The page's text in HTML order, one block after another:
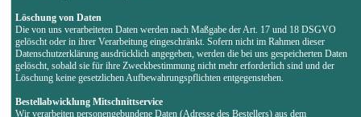
Löschung von Daten
Die von uns verarbeiteten Daten werden nach Maßgabe der Art. 17 und 18 DSGVO
gelöscht oder in ihrer Verarbeitung eingeschränkt. Sofern nicht im Rahmen dieser
Datenschutzerklärung ausdrücklich angegeben, werden die bei uns gespeicherten Daten
gelöscht, sobald sie für ihre Zweckbestimmung nicht mehr erforderlich sind und der
Löschung keine gesetzlichen Aufbewahrungspflichten entgegenstehen.
Bestellabwicklung Mitschnittservice
Wir verarbeiten personengebundene Daten (Adresse des Bestellers) aus dem